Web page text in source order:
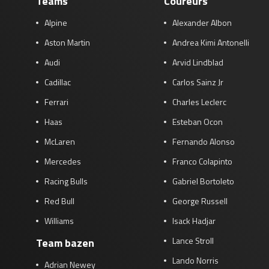
Alpine
Aston Martin
Audi
Cadillac
Ferrari
Haas
McLaren
Mercedes
Racing Bulls
Red Bull
Williams
Team bazen
Adrian Newey
Alexander Albon
Andrea Kimi Antonelli
Arvid Lindblad
Carlos Sainz Jr
Charles Leclerc
Esteban Ocon
Fernando Alonso
Franco Colapinto
Gabriel Bortoleto
George Russell
Isack Hadjar
Lance Stroll
Lando Norris